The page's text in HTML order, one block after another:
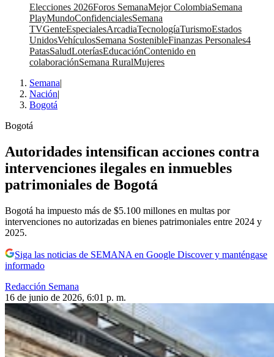
Elecciones 2026Foros SemanaMejor ColombiaSemana
PlayMundoConfidencialesSemana
TVGenteEspecialesArcadiaTecnologíaTurismoEstados
UnidosVehículosSemana SostenibleFinanzas Personales4
PatasSaludLoteríasEducaciónContenido en
colaboraciónSemana RuralMujeres
Semana|
Nación|
Bogotá
Bogotá
Autoridades intensifican acciones contra
intervenciones ilegales en inmuebles
patrimoniales de Bogotá
Bogotá ha impuesto más de $5.100 millones en multas por
intervenciones no autorizadas en bienes patrimoniales entre 2024 y
2025.
Siga las noticias de SEMANA en Google Discover y manténgase
informado
Redacción Semana
16 de junio de 2026, 6:01 p. m.